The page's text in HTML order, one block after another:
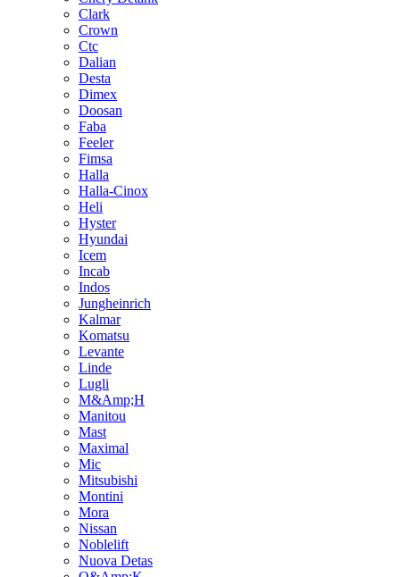
Clark
Crown
Ctc
Dalian
Desta
Dimex
Doosan
Faba
Feeler
Fimsa
Halla
Halla-Cinox
Heli
Hyster
Hyundai
Icem
Incab
Indos
Jungheinrich
Kalmar
Komatsu
Levante
Linde
Lugli
M&Amp;H
Manitou
Mast
Maximal
Mic
Mitsubishi
Montini
Mora
Nissan
Noblelift
Nuova Detas